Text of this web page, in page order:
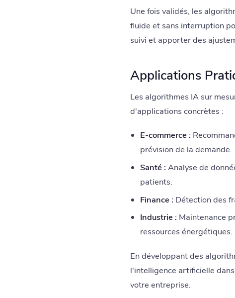
Une fois validés, les
fluide et sans interruption
suivi et apporter des
Applications
Les algorithmes IA sur
d'applications concrètes :
E-commerce :
prévision de la demande.
Santé : Analyse de
patients.
Finance : Détection des
Industrie : Maintenance
ressources énergétiques.
En développant des
l'intelligence artificielle
votre entreprise.